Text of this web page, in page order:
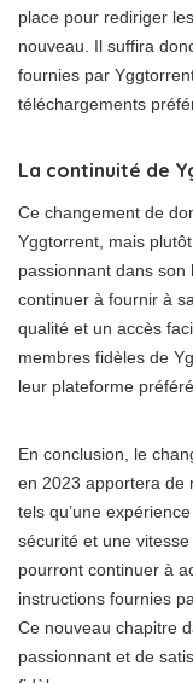
place pour rediriger
nouveau. Il suffira
fournies par
téléchargements
La continuité de
Ce changement de
Yggtorrent, mais
passionnant dans
continuer à fournir à
qualité et un accès
membres fidèles de
leur plateforme
En conclusion, le
en 2023 apportera de
tels qu’une
sécurité et une
pourront continuer à
instructions fournies
Ce nouveau chapitre
passionnant et de